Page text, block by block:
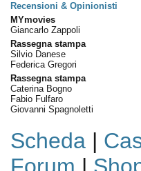
Recensioni & Opinionisti
MYmovies
Giancarlo Zappoli
Rassegna stampa
Silvio Danese
Federica Gregori
Rassegna stampa
Caterina Bogno
Fabio Fulfaro
Giovanni Spagnoletti
Scheda|